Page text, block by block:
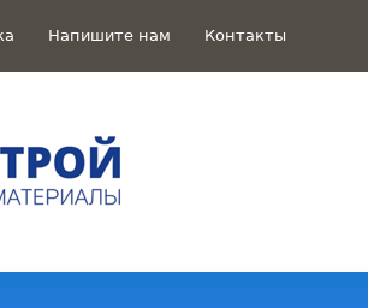
Напишите нам Контакты